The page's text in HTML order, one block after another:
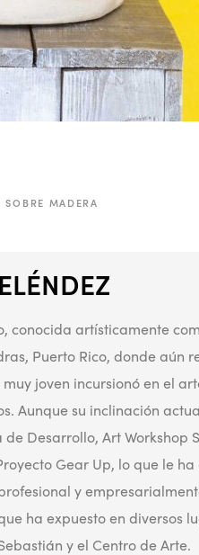
SOBRE MADERA
conocida artísticamente
Puerto Rico, donde aún
joven incursionó en el
Aunque su inclinación
de Desarrollo, Art Workshop
Gear Up, lo que le
y
ha expuesto en diversos
y el Centro de Arte.